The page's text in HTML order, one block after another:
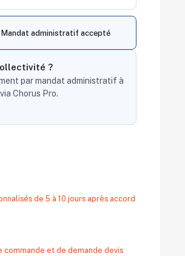
Mandat administratif accepté
?
par mandat administratif à
Chorus Pro.
de 5 à 10 jours après accord
et de demande devis